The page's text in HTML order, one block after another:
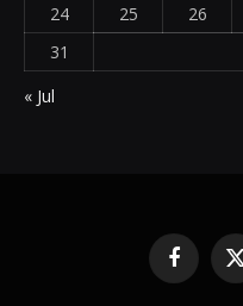
24
25 26
31
« Jul
Facebook
X